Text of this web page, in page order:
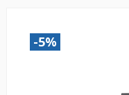
-5%